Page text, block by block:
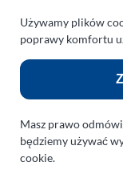
Używamy plików
poprawy komfortu
Masz prawo
będziemy używać
cookie.